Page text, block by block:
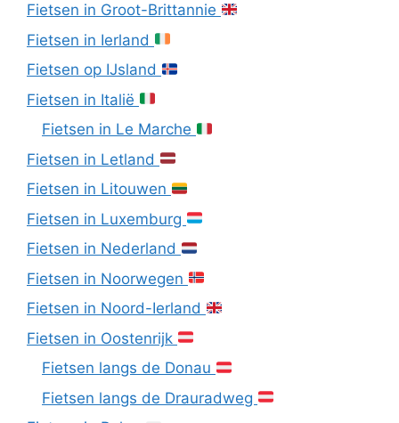
Fietsen in Groot-Brittannie
Fietsen in Ierland
Fietsen op IJsland
Fietsen in Italië
Fietsen in Le Marche
Fietsen in Letland
Fietsen in Litouwen
Fietsen in Luxemburg
Fietsen in Nederland
Fietsen in Noorwegen
Fietsen in Noord-Ierland
Fietsen in Oostenrijk
Fietsen langs de Donau
Fietsen langs de Drauradweg